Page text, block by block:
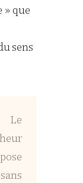
» que
sens
Le
sans